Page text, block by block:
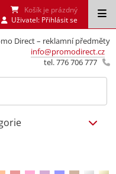
Direct – reklamní předměty
info@promodirect.cz
tel. 776 706 777
Košík je prázdný
Uživatel: Přihlásit se